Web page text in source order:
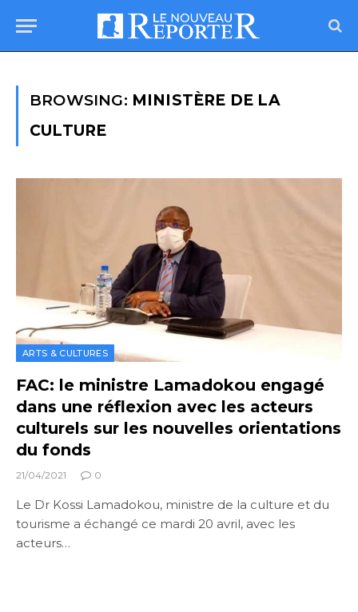
BROWSING: MINISTÈRE DE LA
CULTURE
ARTS & CULTURES
FAC: le ministre Lamadokou engagé
dans une réflexion avec les acteurs
culturels sur les nouvelles orientations
du fonds
21/04/2021 0
Le Dr Kossi Lamadokou, ministre de la culture et du
tourisme a échangé ce mardi 20 avril, avec les
acteurs…